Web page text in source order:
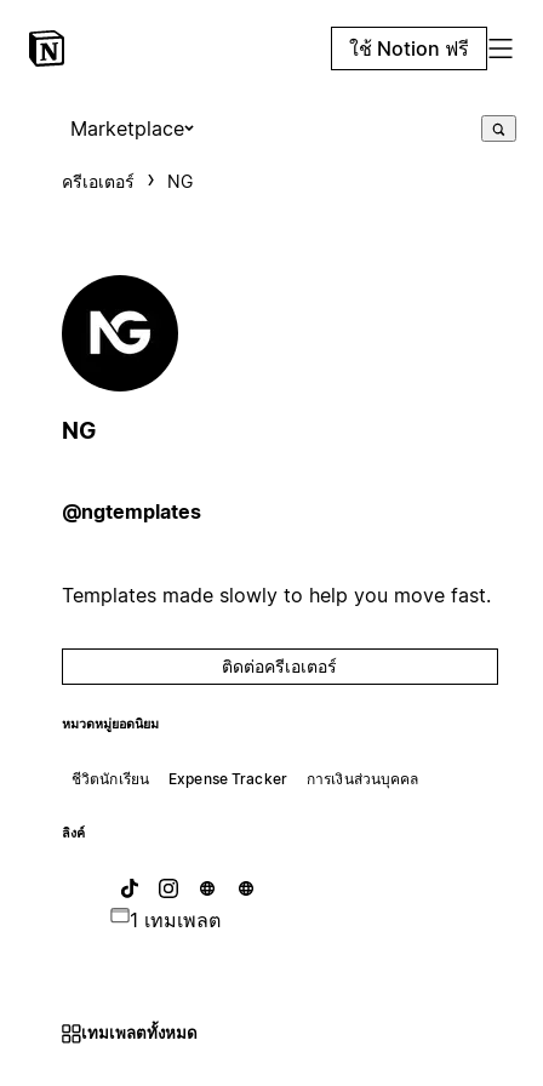
ใช้ Notion ฟรี
Marketplace
ครีเอเตอร์ NG
NG
@ngtemplates
Templates made slowly to help you move fast.
ติดต่อครีเอเตอร์
หมวดหมู่ยอดนิยม
ชีวิตนักเรียน Expense Tracker การเงินส่วนบุคคล
ลิงค์
1 เทมเพลต
เทมเพลตทั้งหมด